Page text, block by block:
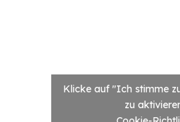
Klicke auf "Ich stimme
zu